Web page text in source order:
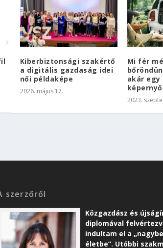
Kiberbiztonsági szakértő
a digitális gazdaság idei
női példaképe
2026. május 17.
Mi fér
akár egy
2023.
szerzőről
Közgazdász és
diplomával
indultam el a
életbe”. Utóbbi